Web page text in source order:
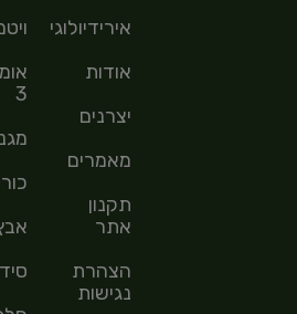
אירידיולוגיה
אודות
יצרנים
מאמרים
תקנון
אתר
הצהרת
נגישות
3